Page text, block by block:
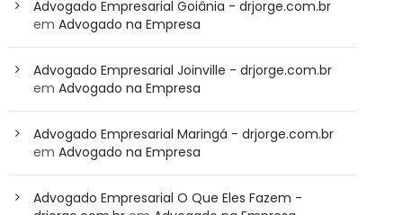
Advogado Empresarial Goiânia - drjorge.com.br
emAdvogado na Empresa
Advogado Empresarial Joinville - drjorge.com.br
emAdvogado na Empresa
Advogado Empresarial Maringá - drjorge.com.br
emAdvogado na Empresa
Advogado Empresarial O Que Eles Fazem -